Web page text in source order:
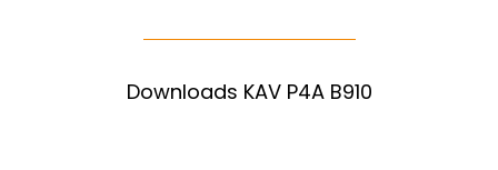
Downloads KAV P4A B910